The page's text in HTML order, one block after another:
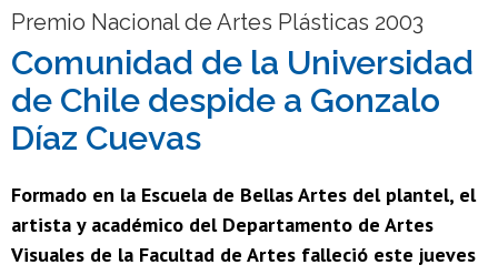
Académicas/os
Funcionarias/os
Egresadas/os
Premio Nacional de Artes Plásticas 2003
Comunidad de la Universidad
de Chile despide a Gonzalo
Díaz Cuevas
Formado en la Escuela de Bellas Artes del plantel, el
artista y académico del Departamento de Artes
Visuales de la Facultad de Artes falleció este jueves